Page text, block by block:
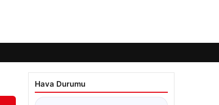
Hava Durumu